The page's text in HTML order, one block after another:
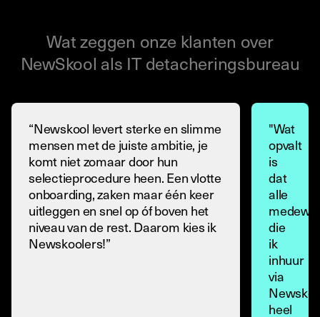
Wat zeggen onze klanten over
NewSkool als IT detacheringsbureau
“Newskool levert sterke en slimme
mensen met de juiste ambitie, je
komt niet zomaar door hun
selectieprocedure heen. Een vlotte
onboarding, zaken maar één keer
uitleggen en snel op óf boven het
niveau van de rest. Daarom kies ik
Newskoolers!”
"Wat
opvalt
is
dat
alle
die
ik
inhuur
via
heel